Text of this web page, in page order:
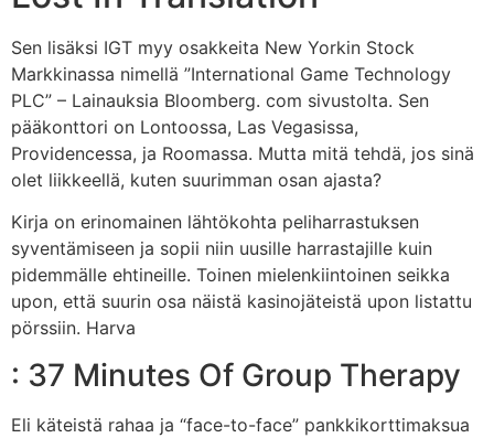
Sen lisäksi IGT myy osakkeita New Yorkin Stock
Markkinassa nimellä ”International Game Technology
PLC” – Lainauksia Bloomberg. com sivustolta. Sen
pääkonttori on Lontoossa, Las Vegasissa,
Providencessa, ja Roomassa. Mutta mitä tehdä, jos sinä
olet liikkeellä, kuten suurimman osan ajasta?
Kirja on erinomainen lähtökohta peliharrastuksen
syventämiseen ja sopii niin uusille harrastajille kuin
pidemmälle ehtineille. Toinen mielenkiintoinen seikka
upon, että suurin osa näistä kasinojäteistä upon listattu
pörssiin. Harva
: 37 Minutes Of Group Therapy
Eli käteistä rahaa ja “face-to-face” pankkikorttimaksua